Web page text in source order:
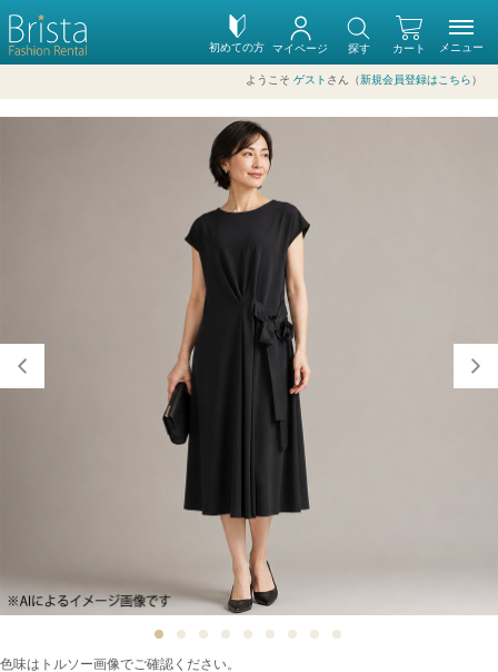
初めての方 カート
マイページ 探す
ようこそ ゲスト さん（新規会員登録はこちら ）
メニュー
色味はトルソー画像でご確認ください。